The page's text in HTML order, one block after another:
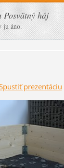
Posvätný háj
ju áno.
prezentáciu